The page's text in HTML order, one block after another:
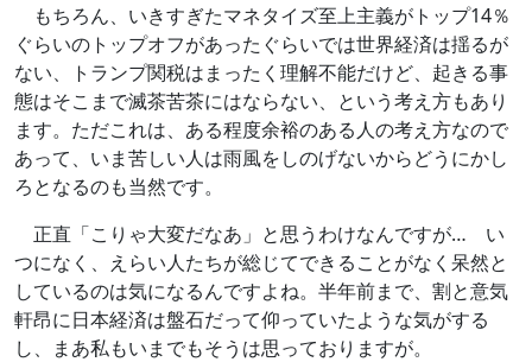
もちろん、いきすぎたマネタイズ至上主義がトップ14％
ぐらいのトップオフがあったぐらいでは世界経済は揺るが
ない、トランプ関税はまったく理解不能だけど、起きる事
態はそこまで滅茶苦茶にはならない、という考え方もあり
ます。ただこれは、ある程度余裕のある人の考え方なので
あって、いま苦しい人は雨風をしのげないからどうにかし
ろとなるのも当然です。
正直「こりゃ大変だなあ」と思うわけなんですが… い
つになく、えらい人たちが総じてできることがなく呆然と
しているのは気になるんですよね。半年前まで、割と意気
軒昂に日本経済は盤石だって仰っていたような気がする
し、まあ私もいまでもそうは思っておりますが。